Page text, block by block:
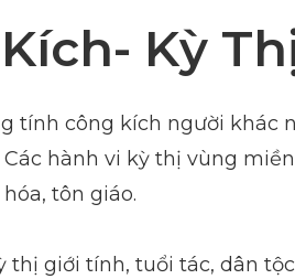
Kỳ
tính công kích người khác
hành vi kỳ thị vùng
tôn giáo.
thị giới tính, tuổi tác, dân